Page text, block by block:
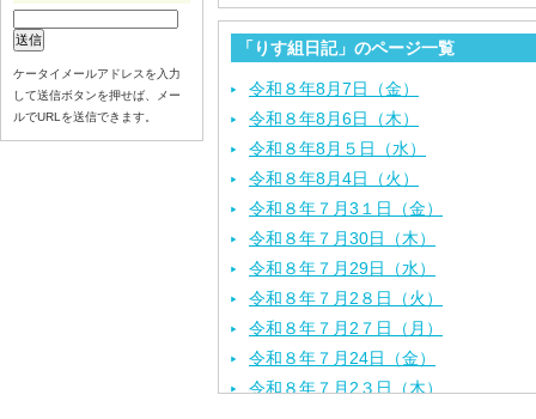
「りす組日記」のページ一覧
令和８年8月7日（金）
令和８年8月6日（木）
令和８年8月５日（水）
令和８年8月4日（火）
令和８年７月3１日（金）
令和８年７月30日（木）
令和８年７月29日（水）
令和８年７月2８日（火）
令和８年７月2７日（月）
令和８年７月24日（金）
令和８年７月2３日（木）
ケータイメールアドレスを入力
して送信ボタンを押せば、メー
ルでURLを送信できます。